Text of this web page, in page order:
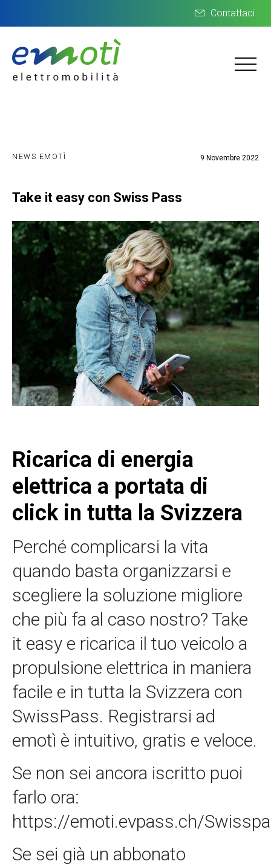
Contattaci
NEWS EMOTÌ 9 Novembre 2022
Take it easy con Swiss Pass
Ricarica di energia
elettrica a portata di
click in tutta la Svizzera
Perché complicarsi la vita
quando basta organizzarsi e
scegliere la soluzione migliore
che più fa al caso nostro? Take
it easy e ricarica il tuo veicolo a
propulsione elettrica in maniera
facile e in tutta la Svizzera con
SwissPass. Registrarsi ad
emotì è intuitivo, gratis e veloce.
Se non sei ancora iscritto puoi
farlo ora:
https://emoti.evpass.ch/
Se sei già un abbonato